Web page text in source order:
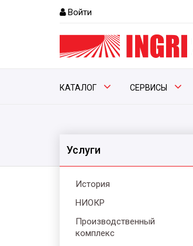
Войти
КАТАЛОГ СЕРВИСЫ
Услуги
История
НИОКР
Производственный
комплекс